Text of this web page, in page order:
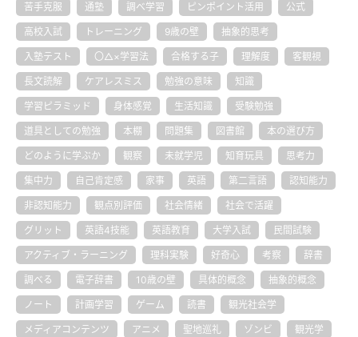
苦手克服 通塾 調べ学習 ピンポイント活用 公式
高校入試 トレーニング 9歳の壁 抽象的思考
入塾テスト 〇△×学習法 合格する子 理解度 客観視
長文読解 ケアレスミス 勉強の意味 知識
学習ピラミッド 身体感覚 生活知識 受験勉強
道具としての勉強 本棚 問題集 図書館 本の選び方
どのように学ぶか 観察 未就学児 知育玩具 思考力
集中力 自己肯定感 家事 英語 第二言語 認知能力
非認知能力 観点別評価 社会情緒 社会で活躍
グリット 英語4技能 英語教育 大学入試 民間試験
アクティブ・ラーニング 理科実験 好奇心 考察 辞書
調べる 電子辞書 10歳の壁 具体的概念 抽象的概念
ノート 計画学習 ゲーム 読書 観光社会学
メディアコンテンツ アニメ 聖地巡礼 ゾンビ 観光学